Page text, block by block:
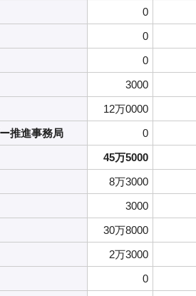
0
0
0
3000
12万0000
推進事務局
0
45万5000
8万3000
3000
30万8000
2万3000
0